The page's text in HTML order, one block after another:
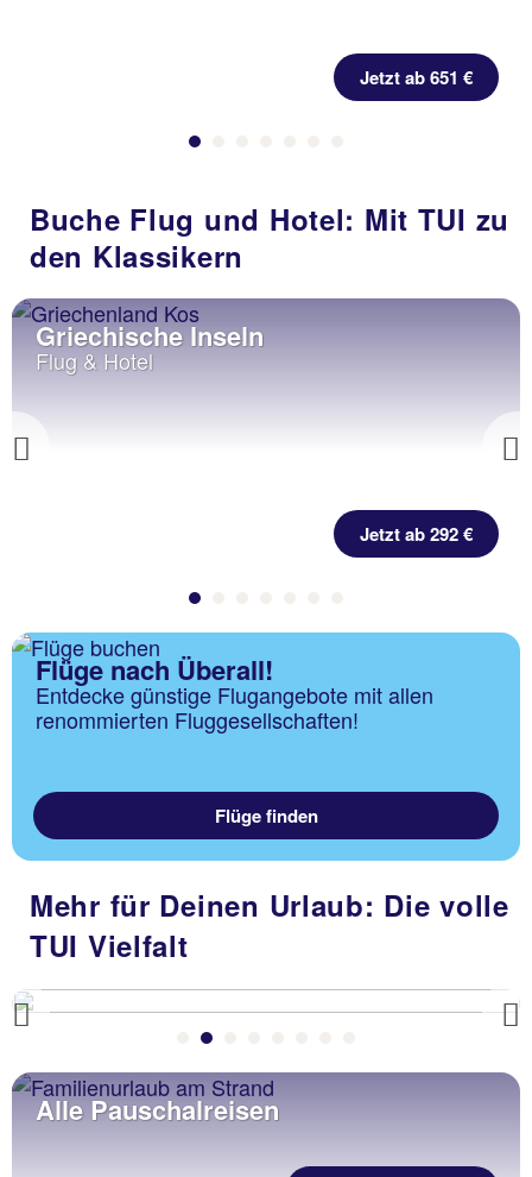
Jetzt ab 651 €
Buche Flug und Hotel: Mit TUI zu
den Klassikern
Previous
Griechische Inseln
Flug & Hotel
Jetzt ab 292 €
Flüge nach Überall!
Entdecke günstige Flugangebote mit allen
renommierten Fluggesellschaften!
Flüge finden
Mehr für Deinen Urlaub: Die volle
TUI Vielfalt
Previous
Alle Pauschalreisen